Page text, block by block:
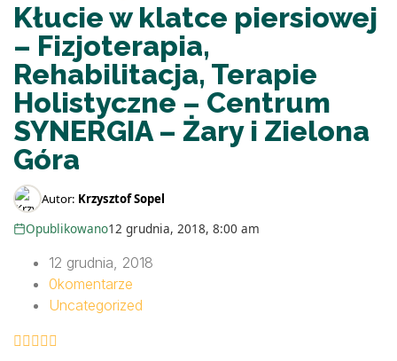
Kłucie w klatce piersiowej
– Fizjoterapia,
Rehabilitacja, Terapie
Holistyczne – Centrum
SYNERGIA – Żary i Zielona
Góra
Autor: Krzysztof Sopel
Opublikowano12 grudnia, 2018, 8:00 am
12 grudnia, 2018
0komentarze
Uncategorized